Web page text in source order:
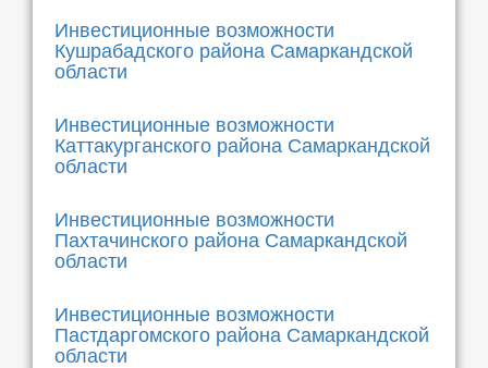
Инвестиционные возможности
Кушрабадского района Самаркандской
области
Инвестиционные возможности
Каттакурганского района Самаркандской
области
Инвестиционные возможности
Пахтачинского района Самаркандской
области
Инвестиционные возможности
Пастдаргомского района Самаркандской
области